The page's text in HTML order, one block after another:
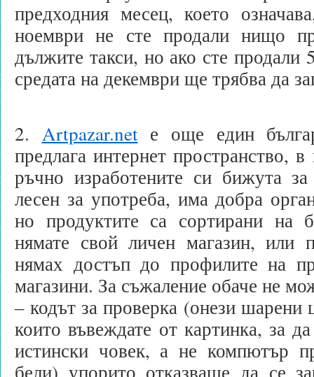
предходния месец, което
ноември не сте продали нищо
дължите такси, но ако сте
средата на декември ще трябва да
2. Artpazar.netе още един
предлага интернет пространство,
ръчно изработените си бижута
лесен за употреба, има добра
но продуктите са сортирани на
нямате свой личен магазин, или
нямах достъп до профилите на
магазини. За съжаление обаче не
– кодът за проверка (онези
които въвеждате от картинка, за
истински човек, а не компютър
бели) упорито отказваше да се